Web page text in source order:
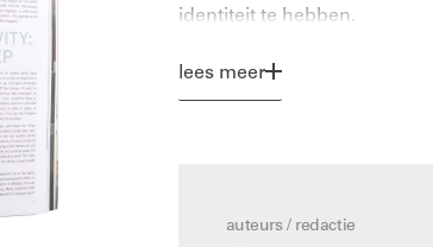
identiteit te hebben.
Oude zekerheden ontvallen
We proberen een ander
lees meer
auteurs / redactie